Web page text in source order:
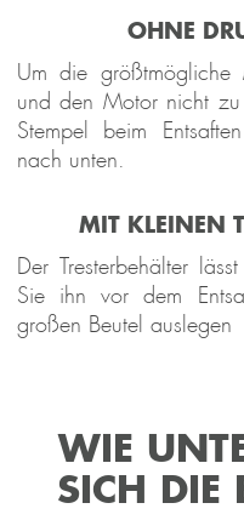
OHNE
Um die
und den Motor nicht
Stempel beim
nach unten.
MIT KLEINEN
Der Tresterbehälter
Sie ihn vor dem
großen Beutel auslegen
WIE
SICH DIE